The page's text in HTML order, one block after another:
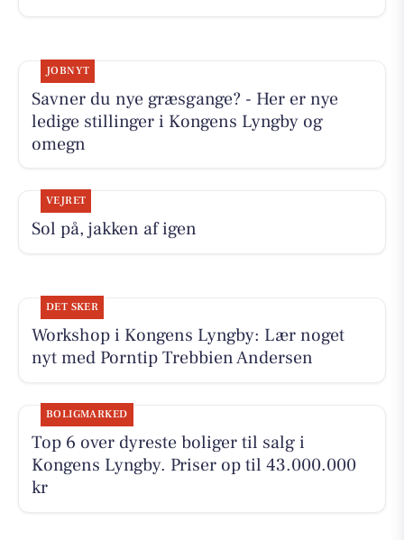
JOBNYT
Savner du nye græsgange? - Her er nye
ledige stillinger i Kongens Lyngby og
omegn
VEJRET
Sol på, jakken af igen
DET SKER
Workshop i Kongens Lyngby: Lær noget
nyt med Porntip Trebbien Andersen
BOLIGMARKED
Top 6 over dyreste boliger til salg i
Kongens Lyngby. Priser op til 43.000.000
kr